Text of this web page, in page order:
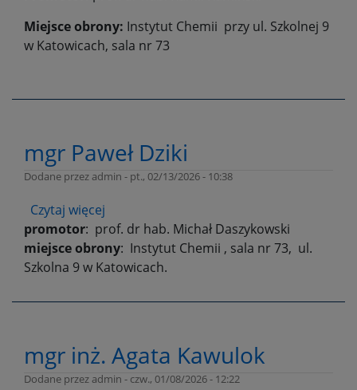
Orszulak
Miejsce obrony: Instytut Chemii przy ul. Szkolnej 9
w Katowicach, sala nr 73
mgr Paweł Dziki
Dodane przez admin - pt., 02/13/2026 - 10:38
Czytaj więcej
mgr
Paweł
Dziki
promotor: prof. dr hab. Michał Daszykowski
miejsce obrony: Instytut Chemii , sala nr 73, ul.
Szkolna 9 w Katowicach.
mgr inż. Agata Kawulok
Dodane przez admin - czw., 01/08/2026 - 12:22